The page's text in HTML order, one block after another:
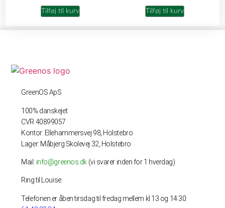
Tilføj til kurv Tilføj til kurv
GreenOS ApS
100% danskejet
CVR 40899057
Kontor: Ellehammersvej 98, Holstebro
Lager: Måbjerg Skolevej 32, Holstebro
Mail: info@greenos.dk (vi svarer inden for 1 hverdag)
Ring til Louise:
Telefonen er åben tirsdag til fredag mellem kl 13 og 14.30: